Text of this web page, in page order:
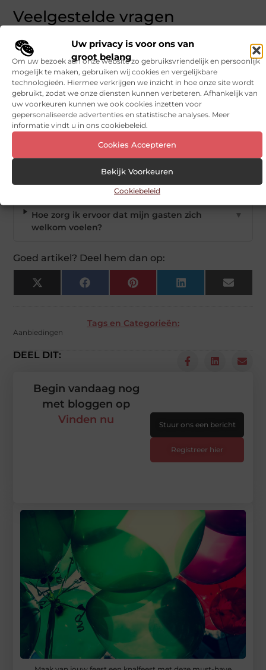
Uw privacy is voor ons van
groot belang
Om uw bezoek aan onze website zo gebruiksvriendelijk en persoonlijk
mogelijk te maken, gebruiken wij cookies en vergelijkbare
technologieën. Hiermee verkrijgen we inzicht in hoe onze site wordt
gebruikt, zodat we onze diensten kunnen verbeteren. Afhankelijk van
uw voorkeuren kunnen we ook cookies inzetten voor
gepersonaliseerde advertenties en statistische analyses. Meer
informatie vindt u in ons cookiebeleid.
Cookies Accepteren
Bekijk Voorkeuren
Cookiebeleid
Veelgestelde vragen
Welke must-have benodigdheden zijn
essentieel voor een geslaagd feest?
Hoe kies ik het beste thema voor mijn feest? ▼
Welke rol speelt verlichting bij een feest? ▼
Wat zijn goede cateringopties voor een
Hoe zorg ik ervoor dat mijn gasten zich
welkom voelen?
▼
Goed artikel? Deel hem dan op:
X
(Twitter)
Facebook Pinterest LinkedIn Email
Tags en Categorieën:
Aanbiedingen
DEEL DIT:
Begin vandaag nog
met bloggen op
Vinden nu
Stuur ons een bericht
Registreer hier